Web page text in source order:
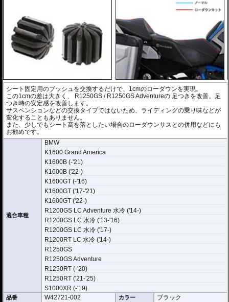
シート固定用のブッシュを交換するだけで、1cmのローダウンを実現。
この1cmの差は大きく、
R1250GS / R1250GS Adventureの 足つきを改善。足
つき時の安定感を改善します。
サスペンションなどの交換タイプではないため、ライディングの乗り味などが
変化することもありません。
また、少しでもシート高を落としたい場合のローダウンサスとの併用などにも
お勧めです。
適合車種
BMW
K1600 Grand America
K1600B (-'21)
K1600B ('22-)
K1600GT (-'16)
K1600GT ('17-'21)
K1600GT ('22-)
R1200GS LC Adventure 水冷 ('14-)
R1200GS LC 水冷 ('13-'16)
R1200GS LC 水冷 ('17-)
R1200RT LC 水冷 ('14-)
R1250GS
R1250GS Adventure
R1250RT (-'20)
R1250RT ('21-'25)
S1000XR (-'19)
品番 W42721-002 カラー ブラック